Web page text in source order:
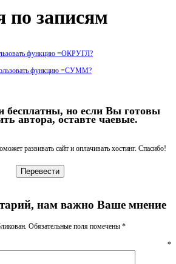
по записям
функцию =ОКРУГЛ?
функцию =СУММ?
бесплатны, но если Вы готовы
автора, оставте чаевые.
развивать сайт и оплачивать хостинг. Спасибо!
Перевести
нам важно Ваше мнение
Обязательные поля помечены *
*